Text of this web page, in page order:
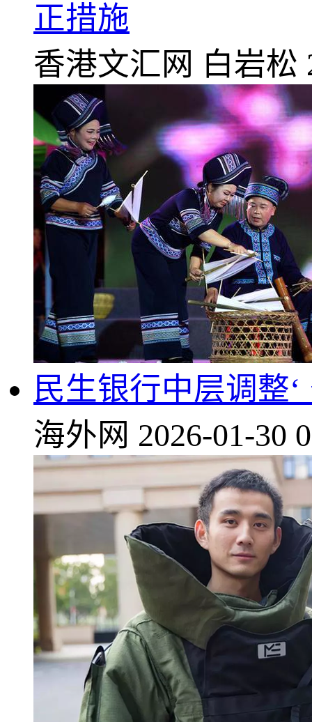
正措施
香港文汇网 白岩松
民生银行中层调整
海外网 2026-01-30